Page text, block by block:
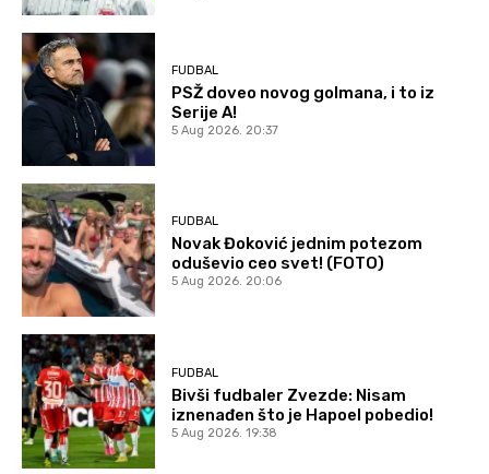
FUDBAL
PSŽ doveo novog golmana, i to iz
Serije A!
5 Aug 2026. 20:37
FUDBAL
Novak Đoković jednim potezom
oduševio ceo svet! (FOTO)
5 Aug 2026. 20:06
FUDBAL
Bivši fudbaler Zvezde: Nisam
iznenađen što je Hapoel pobedio!
5 Aug 2026. 19:38